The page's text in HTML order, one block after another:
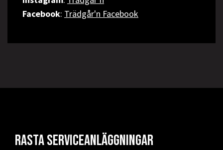
Facebook: Trädgår'n Facebook
Rasta serviceanläggningar